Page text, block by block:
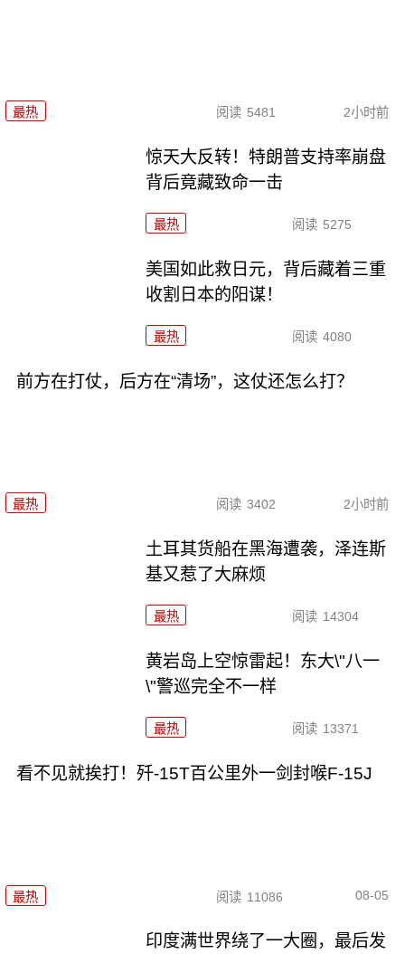
最热 阅读 5481 2小时前
惊天大反转！特朗普支持率崩盘
背后竟藏致命一击
最热 阅读 5275
美国如此救日元，背后藏着三重
收割日本的阳谋！
最热 阅读 4080
前方在打仗，后方在“清场”，这仗还怎么打？
最热 阅读 3402 2小时前
土耳其货船在黑海遭袭，泽连斯
基又惹了大麻烦
最热 阅读 14304
黄岩岛上空惊雷起！东大\"八一
\"警巡完全不一样
最热 阅读 13371
看不见就挨打！歼-15T百公里外一剑封喉F-15J
最热 阅读 11086 08-05
印度满世界绕了一大圈，最后发